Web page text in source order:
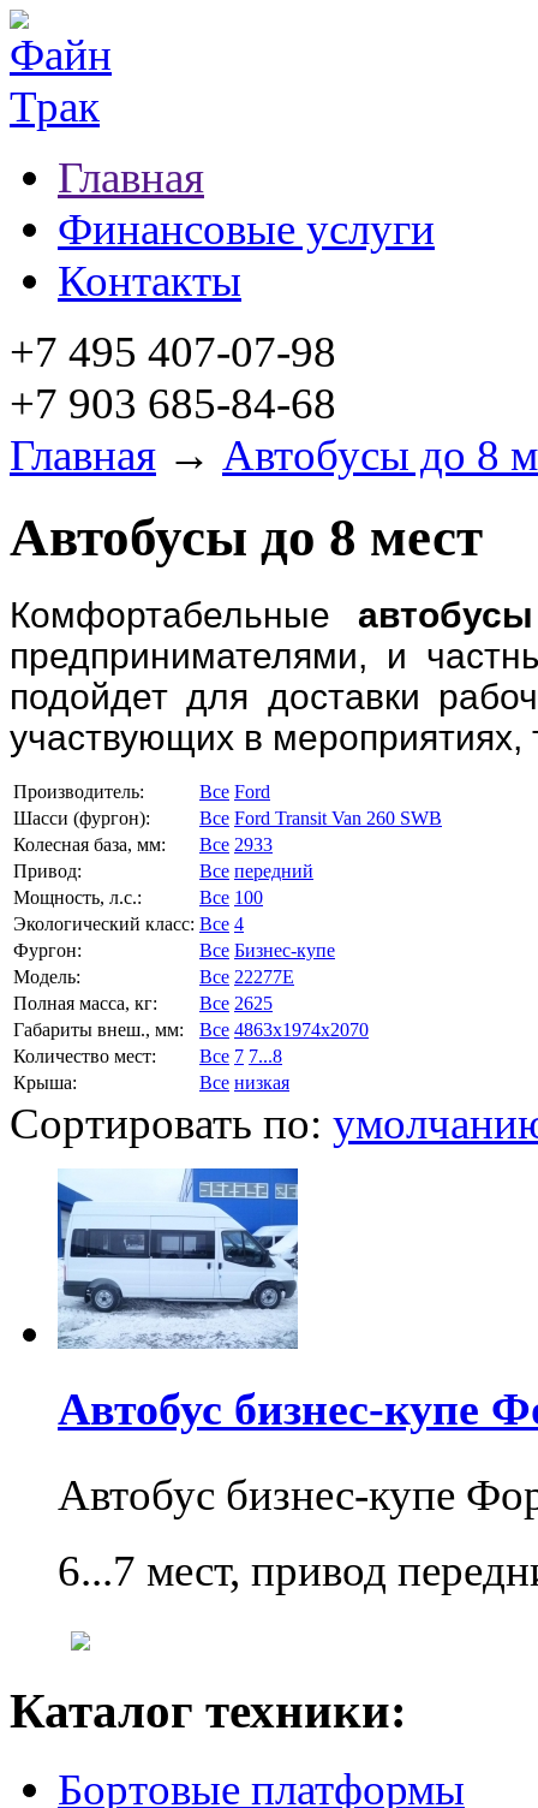
Главная
Финансовые услуги
Контакты
+7 495 407-07-98
+7 903 685-84-68
Главная → Автобусы до 8
Автобусы до 8 мест
Комфортабельные автобусы
предпринимателями, и
подойдет для доставки
участвующих в мероприятиях,
Производитель: Все Ford
Шасси (фургон):
Все Ford Transit Van 260 SWB
Колесная база, мм:
Все 2933
Привод:
Все передний
Мощность, л.с.:
Все 100
Экологический класс: Все 4
Фургон:
Все Бизнес-купе
Модель:
Все 22277E
Полная масса, кг:
Все 2625
Габариты внеш., мм:
Все 4863x1974x2070
Количество мест:
Все 7 7...8
Крыша:
Все низкая
Сортировать по:
Автобус бизнес-купе
Автобус бизнес-купе
6...7 мест, привод
Каталог техники:
Бортовые платформы